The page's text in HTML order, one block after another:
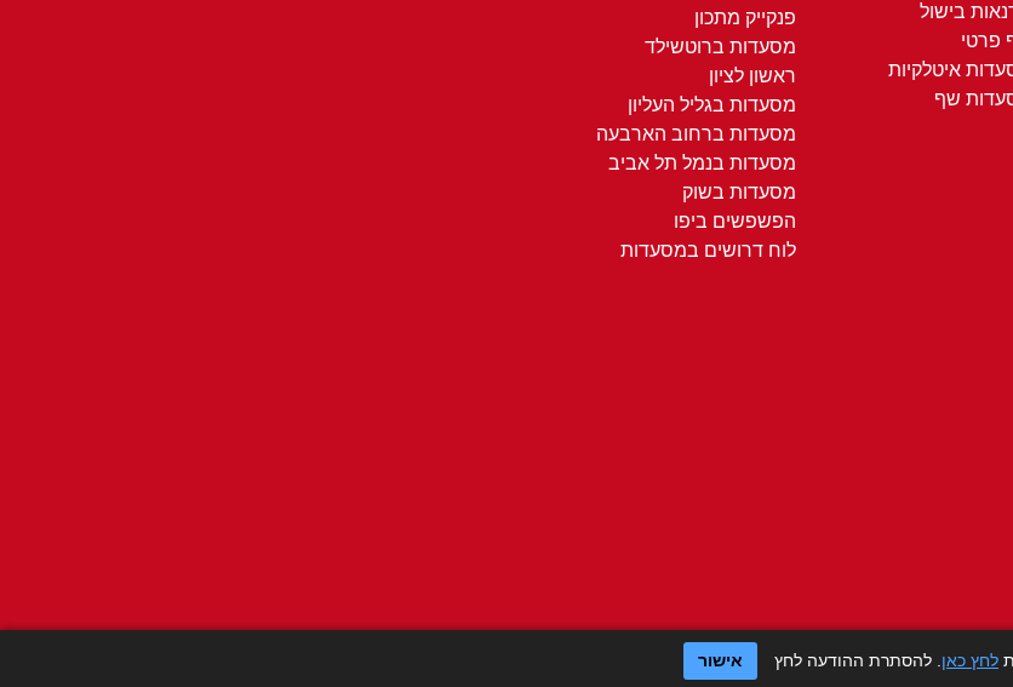
בישול
פרטי
איטלקיות
שף
פנקייק מתכון
מסעדות ברוטשילד
ראשון לציון
מסעדות בגליל העליון
מסעדות ברחוב הארבעה
מסעדות בנמל תל אביב
מסעדות בשוק
הפשפשים ביפו
לוח דרושים במסעדות
לחץ כאן . להסתרת ההודעה לחץ אישור